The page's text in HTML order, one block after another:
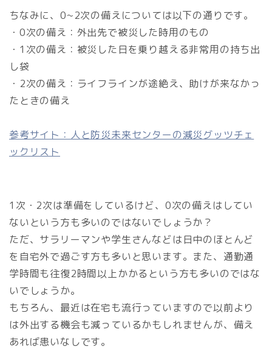
ちなみに、0~2次の備えについては以下の通りです。
・0次の備え：外出先で被災した時用のもの
・1次の備え：被災した日を乗り越える非常用の持ち出
し袋
・2次の備え：ライフラインが途絶え、助けが来なかっ
たときの備え
参考サイト：人と防災未来センターの減災グッツチェ
ックリスト
1次・2次は準備をしているけど、0次の備えはしてい
ないという方も多いのではないでしょうか？
ただ、サラリーマンや学生さんなどは日中のほとんど
を自宅外で過ごす方も多いと思います。また、通勤通
学時間も往復2時間以上かかるという方も多いのではな
いでしょうか。
もちろん、最近は在宅も流行っていますので以前より
は外出する機会も減っているかもしれませんが、備え
あれば患いなしです。